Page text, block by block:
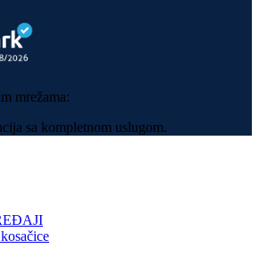
mrežama:
sa kompletnom uslugom.